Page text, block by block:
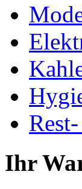
Ihr